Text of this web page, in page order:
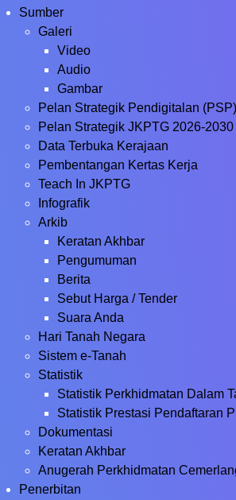
Sumber
Galeri
Video
Audio
Gambar
Pelan Strategik Pendigitalan
Pelan Strategik JKPTG 2026-2030
Data Terbuka Kerajaan
Pembentangan Kertas Kerja
Teach In JKPTG
Infografik
Arkib
Keratan Akhbar
Pengumuman
Berita
Sebut Harga / Tender
Suara Anda
Hari Tanah Negara
Sistem e-Tanah
Statistik
Statistik Perkhidmatan Dalam
Statistik Prestasi Pendaftaran
Dokumentasi
Keratan Akhbar
Anugerah Perkhidmatan
Penerbitan